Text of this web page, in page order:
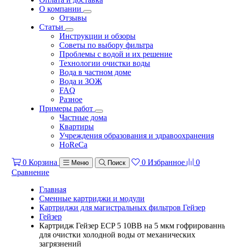
О компании
Отзывы
Статьи
Инструкции и обзоры
Советы по выбору фильтра
Проблемы с водой и их решение
Технологии очистки воды
Вода в частном доме
Вода и ЗОЖ
FAQ
Разное
Примеры работ
Частные дома
Квартиры
Учреждения образования и здравоохранения
HoReCa
0 Корзина Меню Поиск 0 Избранное
0
Сравнение
Главная
Сменные картриджи и модули
Картриджи для магистральных фильтров Гейзер
Гейзер
Картридж Гейзер ECP 5 10BB на 5 мкм
для очистки холодной воды от механических
загрязнений